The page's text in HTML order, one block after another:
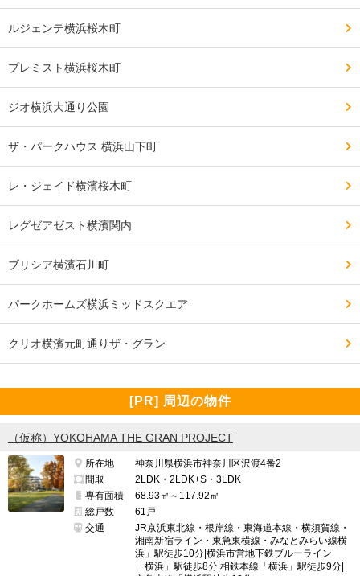
何も気になる事はありません。
━━━━━━━━━━━━━━━━━━━
━━━━━━━━━━━━━━━━━━━
う事もないですが、土日は観光客が特に多いのでコロナ
駅からが近く幹線道路に面しているので治安、安全面で
━━━━━━━━━━━━━━━━━━━
マンションは管理を買うと言われていますが、ここは管
理体制も良く、何か問題が起こると直ぐに対応して改善
してくれているようです。
管理体制も満足のいくものです。
ほんのたまにですが、火災警報がなってアナウンスがあ
ルジェンテ横浜桜木町
プレミスト横浜桜木町
ジオ横浜大通り公園
ザ・パークハウス 横浜山下町
レ・ジェイド横濱桜木町
レグゼアゼスト横濱関内
ブリシア横濱石川町
パークホームズ横浜ミッドスクエア
クリオ横濱元町通りザ・グラン
[PR] 周辺の物件
（仮称）YOKOHAMA THE GRAN PROJECT
所在地
神奈川県横浜市神奈川区沢渡4番2
間取
2LDK・2LDK+S・3LDK
専有面積
68.93㎡～117.92㎡
総戸数
61戸
交通
JR京浜東北線・根岸線・東海道本線・横須賀線・
湘南新宿ライン・東急東横線・みなとみらい線横
浜」駅徒歩10分|横浜市営地下鉄ブルーライン
「横浜」駅徒歩8分|相鉄本線「横浜」駅徒歩9分|